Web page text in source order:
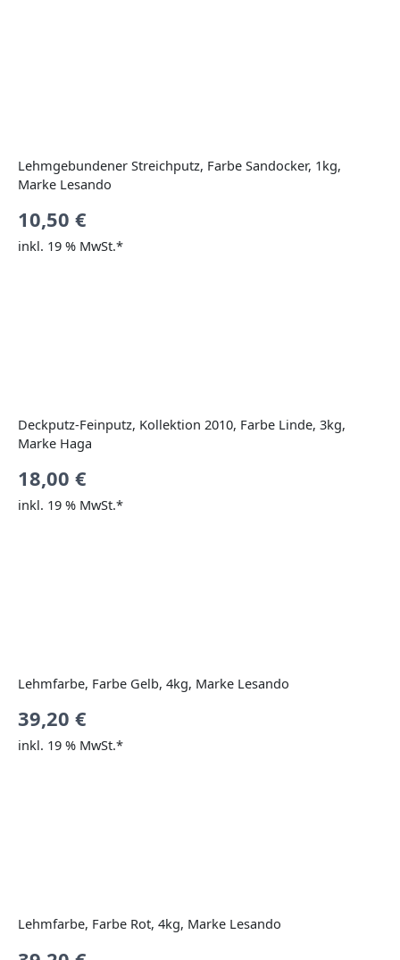
Lehmgebundener Streichputz, Farbe Sandocker, 1kg,
Marke Lesando
10,50 €
inkl. 19 % MwSt.*
Deckputz-Feinputz, Kollektion 2010, Farbe Linde, 3kg,
Marke Haga
18,00 €
inkl. 19 % MwSt.*
Lehmfarbe, Farbe Gelb, 4kg, Marke Lesando
39,20 €
inkl. 19 % MwSt.*
Lehmfarbe, Farbe Rot, 4kg, Marke Lesando